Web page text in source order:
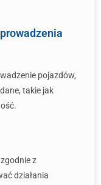
pojazdów,
takie jak
z
działania